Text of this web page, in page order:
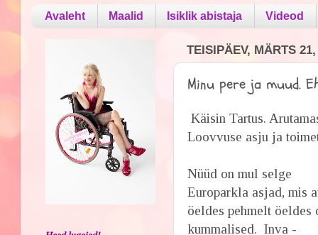
Avaleht Maalid Isiklik abistaja Videod
TEISIPÄEV, MÄRTS
Minu pere ja muud.
Käisin Tartus.
Loovvuse asju ja
Nüüd on mul selge
Europarkla asjad, mis
öeldes pehmelt öeldes
kummalised. Inva -